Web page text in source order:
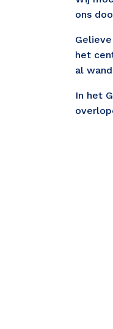
ons
het
al
In het